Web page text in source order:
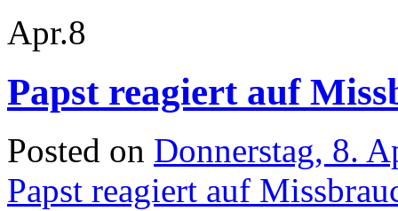
Apr.8
Papst reagiert auf
Posted on Donnerstag, 8.
Papst reagiert auf